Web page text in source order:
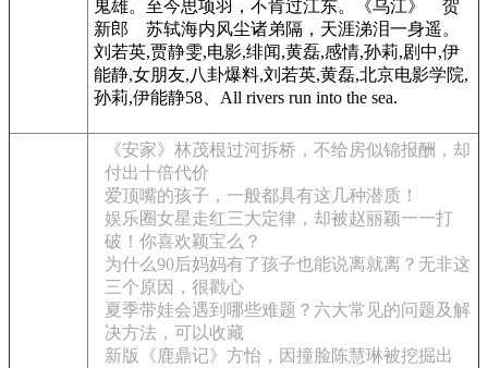
鬼雄。至今思项羽，不肯过江东。《乌江》 贺
新郎 苏轼海内风尘诸弟隔，天涯涕泪一身遥。
刘若英,贾静雯,电影,绯闻,黄磊,感情,孙莉,剧中,伊
能静,女朋友,八卦爆料,刘若英,黄磊,北京电影学院,
孙莉,伊能静58、All rivers run into the sea.
《安家》林茂根过河拆桥，不给房似锦报酬，却
付出十倍代价
爱顶嘴的孩子，一般都具有这几种潜质！
娱乐圈女星走红三大定律，却被赵丽颖一一打
破！你喜欢颖宝么？
为什么90后妈妈有了孩子也能说离就离？无非这
三个原因，很戳心
夏季带娃会遇到哪些难题？六大常见的问题及解
决方法，可以收藏
新版《鹿鼎记》方怡，因撞脸陈慧琳被挖掘出